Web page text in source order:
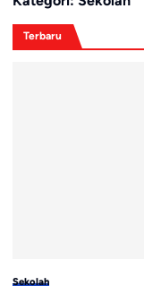
Terbaru
Sekolah